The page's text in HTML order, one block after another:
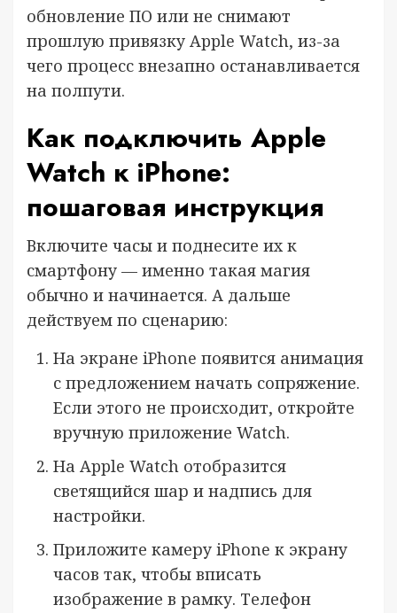
обновление ПО или не снимают
прошлую привязку Apple Watch, из-за
чего процесс внезапно останавливается
на полпути.
Как подключить Apple
Watch к iPhone:
пошаговая инструкция
Включите часы и поднесите их к
смартфону — именно такая магия
обычно и начинается. А дальше
действуем по сценарию:
На экране iPhone появится анимация
с предложением начать сопряжение.
Если этого не происходит, откройте
вручную приложение Watch.
На Apple Watch отобразится
светящийся шар и надпись для
настройки.
Приложите камеру iPhone к экрану
часов так, чтобы вписать
изображение в рамку. Телефон